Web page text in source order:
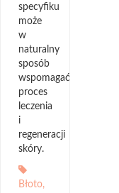
specyfiku
może
w
naturalny
sposób
wspomagać
proces
leczenia
i
regeneracji
skóry.
Błoto,